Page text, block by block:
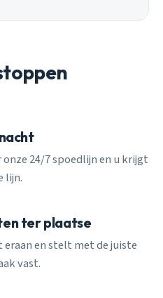
24/7 spoedlijn en u krijgt
lijn.
ter plaatse
en stelt met de juiste
vast.